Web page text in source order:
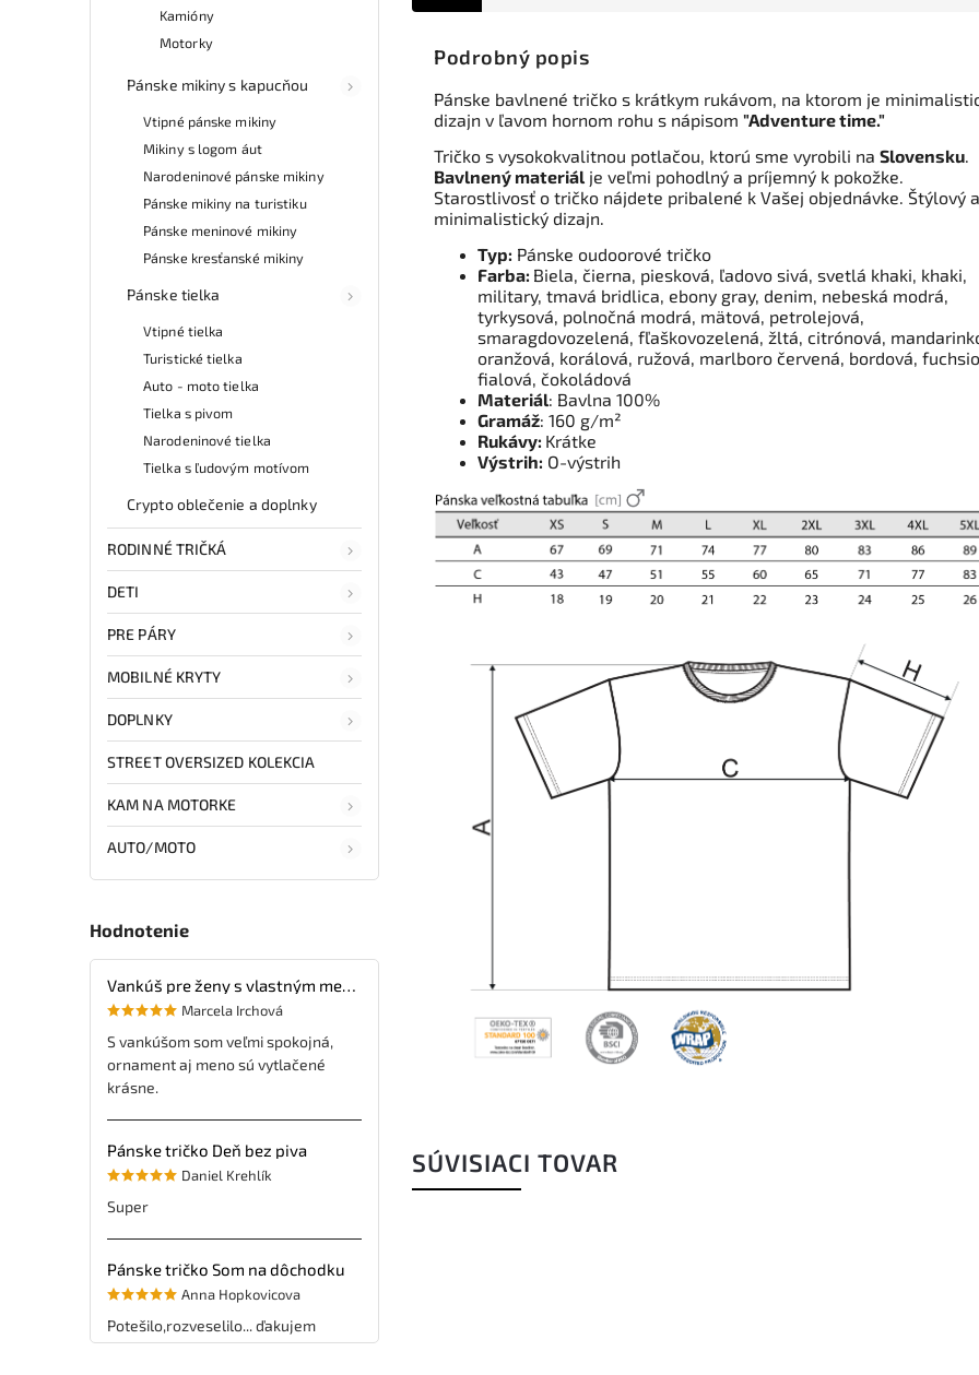
Kamióny
Motorky
Pánske mikiny s kapucňou
Vtipné pánske mikiny
Mikiny s logom áut
Narodeninové pánske mikiny
Pánske mikiny na turistiku
Pánske meninové mikiny
Pánske kresťanské mikiny
Pánske tielka
Vtipné tielka
Turistické tielka
Auto - moto tielka
Tielka s pivom
Narodeninové tielka
Tielka s ľudovým motívom
Crypto oblečenie a doplnky
RODINNÉ TRIČKÁ
DETI
PRE PÁRY
MOBILNÉ KRYTY
DOPLNKY
STREET OVERSIZED KOLEKCIA
KAM NA MOTORKE
AUTO/MOTO
Hodnotenie
Marcela Irchová
S vankúšom som veľmi spokojná,
ornament aj meno sú vytlačené
krásne.
Pánske tričko Deň bez piva
Daniel Krehlík
Super
Pánske tričko Som na dôchodku
Anna Hopkovicova
Potešilo,rozveselilo... ďakujem
Podrobný popis
Pánske bavlnené tričko s krátkym rukávom, na ktorom je
dizajn v ľavom hornom rohu s nápisom "Adventure time."
Tričko s vysokokvalitnou potlačou, ktorú sme vyrobili na Slovensku.
Bavlnený materiál je veľmi pohodlný a príjemný k pokožke.
Starostlivosť o tričko nájdete pribalené k Vašej objednávke. Štýlový a
minimalistický dizajn.
Typ: Pánske oudoorové tričko
Farba: Biela, čierna, piesková, ľadovo sivá, svetlá khaki, khaki,
military, tmavá bridlica, ebony gray, denim, nebeská modrá,
tyrkysová, polnočná modrá, mätová, petrolejová,
smaragdovozelená, fľaškovozelená, žltá, citrónová,
oranžová, korálová, ružová, marlboro červená, bordová,
fialová, čokoládová
Materiál: Bavlna 100%
Gramáž: 160 g/m²
Rukávy: Krátke
Výstrih: O-výstrih
SÚVISIACI TOVAR